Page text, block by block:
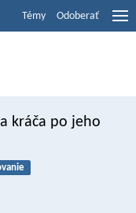
Témy Odoberať
a kráča po jeho